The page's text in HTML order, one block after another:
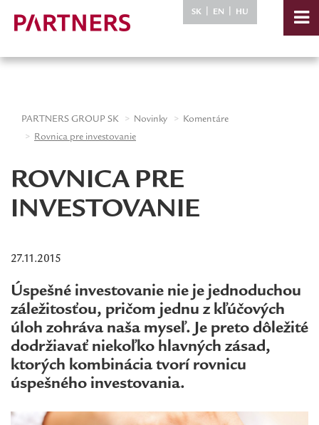
SK EN HU
PARTNERS GROUP SK Novinky
Komentáre
Rovnica pre investovanie
ROVNICA PRE
INVESTOVANIE
27.11.2015
Úspešné investovanie nie je jednoduchou
záležitosťou, pričom jednu z kľúčových
úloh zohráva naša myseľ. Je preto dôležité
dodržiavať niekoľko hlavných zásad,
ktorých kombinácia tvorí rovnicu
úspešného investovania.